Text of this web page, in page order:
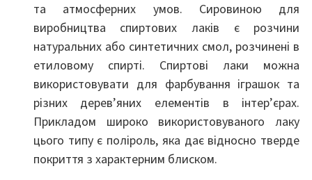
та атмосферних умов. Сировиною для
виробництва спиртових лаків є розчини
натуральних або синтетичних смол, розчинені в
етиловому спирті. Спиртові лаки можна
використовувати для фарбування іграшок та
різних дерев’яних елементів в інтер’єрах.
Прикладом широко використовуваного лаку
цього типу є поліроль, яка дає відносно тверде
покриття з характерним блиском.